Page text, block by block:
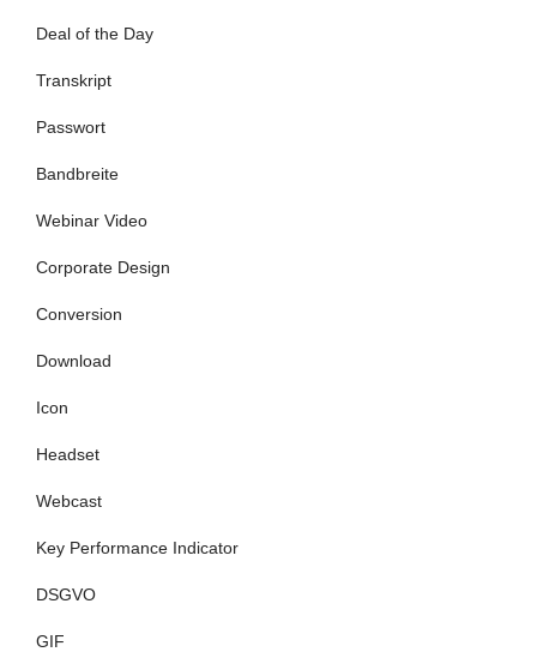
Deal of the Day
Transkript
Passwort
Bandbreite
Webinar Video
Corporate Design
Conversion
Download
Icon
Headset
Webcast
Key Performance Indicator
DSGVO
GIF